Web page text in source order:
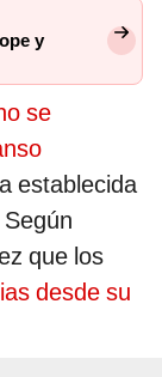
y
se
establecida
que los
desde su